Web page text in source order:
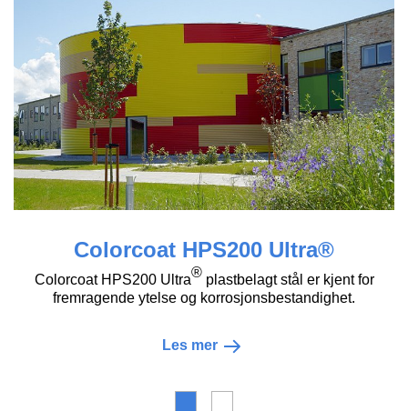
Colorcoat HPS200 Ultra®
Colorcoat HPS200 Ultra® plastbelagt stål er kjent for
fremragende ytelse og korrosjonsbestandighet.
Les mer